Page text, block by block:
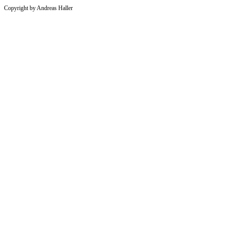
Copyright by Andreas Haller